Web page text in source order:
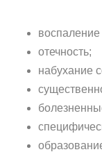
воспаление
отечность;
набухание